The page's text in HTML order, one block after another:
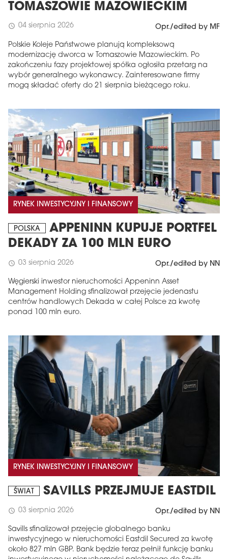
TOMASZOWIE MAZOWIECKIM
schedule 04 sierpnia 2026 Opr./edited by MF
Polskie Koleje Państwowe planują kompleksową
modernizację dworca w Tomaszowie Mazowieckim. Po
zakończeniu fazy projektowej spółka ogłosiła przetarg na
wybór generalnego wykonawcy. Zainteresowane firmy
mogą składać oferty do 21 sierpnia bieżącego roku.
RYNEK INWESTYCYJNY I FINANSOWY
POLSKA
APPENINN KUPUJE PORTFEL
DEKADY ZA 100 MLN EURO
schedule 03 sierpnia 2026 Opr./edited by NN
Węgierski inwestor nieruchomości Appeninn Asset
Management Holding sfinalizował przejęcie jedenastu
centrów handlowych Dekada w całej Polsce za kwotę
ponad 100 mln euro.
RYNEK INWESTYCYJNY I FINANSOWY
ŚWIAT SAVILLS PRZEJMUJE EASTDIL
schedule 03 sierpnia 2026 Opr./edited by NN
Savills sfinalizował przejęcie globalnego banku
inwestycyjnego w nieruchomości Eastdil Secured za kwotę
około 827 mln GBP. Bank będzie teraz pełnił funkcję banku